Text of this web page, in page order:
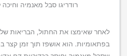
רודריגו סבל מאנמיה
לאחר שאימצו את החתול, הבריאות של
בפתאומיות. הוא אושפז תוך זמן קצר